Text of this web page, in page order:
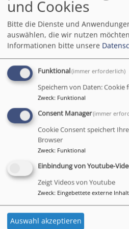
Gottesdienst
Unser Gottesdienst am Altjahresabend
in der Kirche statt.
Für diesen Gottesdienst bitten wir Sie,
anzumelden und sich ein Ticket
www.kirchengemeinde-eschenau.de/
Sollten Sie dazu keine Möglichkeit
Ticket am 21./22. und 29.12. von 10-
telefonischer Anmeldung.)
Alle weiteren Gottesdienste an den
unserer Kirche können Sie ohne
aktuell 59 Sitzplätze.
und Cookies
Bitte die Dienste und
auswählen, die wir nutzen
Informationen bitte unsere
Funktional(immer erforderlich)
Speichern von Daten: Cookie
Zweck: Funktional
Consent Manager(immer
Cookie Consent speichert
Browser
Zweck: Funktional
Einbindung von Youtube-
Zeigt Videos von Youtube
Zweck: Eingebettete externe
Auswahl akzeptieren